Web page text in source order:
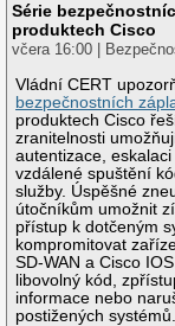
Série
produktech Cisco
včera 16:00 |
Vládní CERT
bezpečnostních
produktech Cisco
zranitelnosti
autentizace, eskalaci
vzdálené spuštění
služby. Úspěšné
útočníkům umožnit
přístup k dotčeným
kompromitovat
SD-WAN a Cisco
libovolný kód,
informace nebo
postižených systémů.